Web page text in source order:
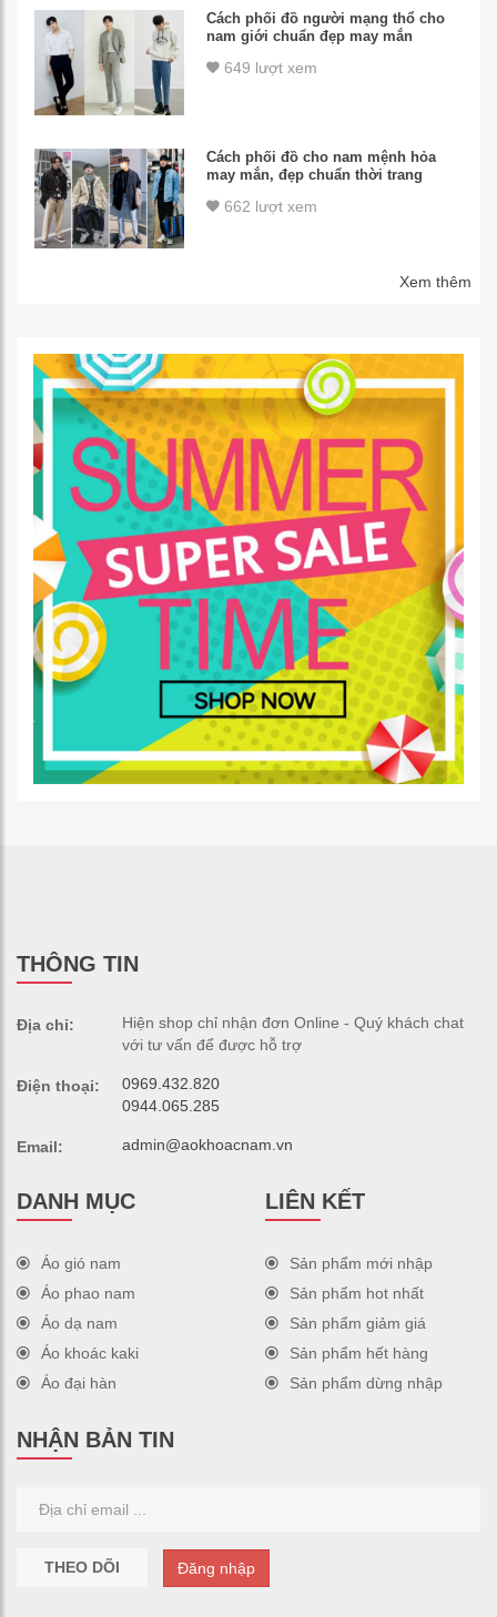
Cách phối đồ người mạng thổ cho
nam giới chuẩn đẹp may mắn
649 lượt xem
Cách phối đồ cho nam mệnh hỏa
may mắn, đẹp chuẩn thời trang
662 lượt xem
Xem thêm
THÔNG TIN
Địa chỉ:
Hiện shop chỉ nhận đơn Online - Quý khách chat
với tư vấn để được hỗ trợ
Điện thoại:
0969.432.820
0944.065.285
Email: admin@aokhoacnam.vn
DANH MỤC
Áo gió nam
Áo phao nam
Áo dạ nam
Áo khoác kaki
Áo đại hàn
LIÊN KẾT
Sản phẩm mới nhập
Sản phẩm hot nhất
Sản phẩm giảm giá
Sản phẩm hết hàng
Sản phẩm dừng nhập
NHẬN BẢN TIN
THEO DÕI Đăng nhập